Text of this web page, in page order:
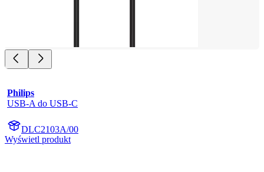
Philips
USB-A do USB-C
DLC2103A/00
Wyświetl produkt